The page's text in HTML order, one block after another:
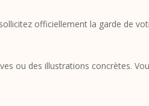
officiellement la garde de
ou des illustrations concrètes.